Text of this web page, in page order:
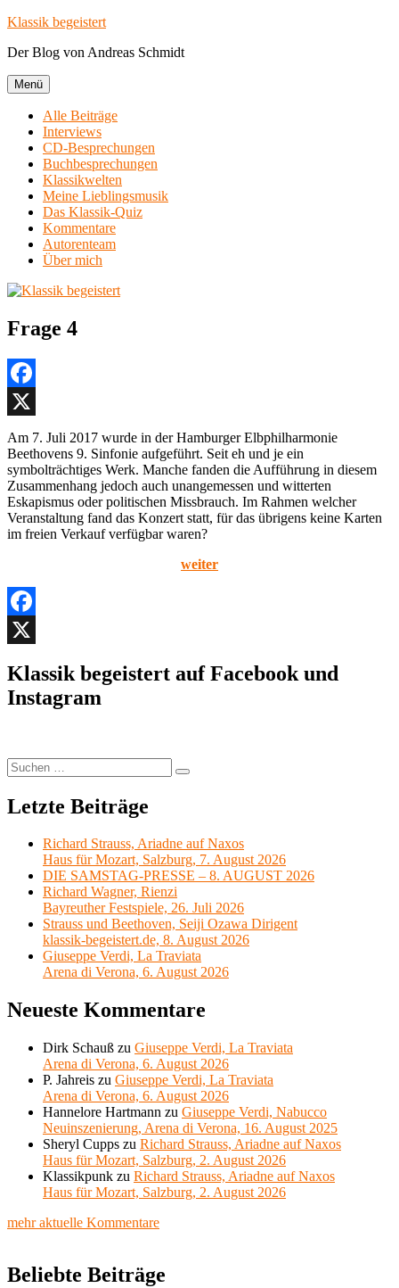
Zum
springen
Klassik begeistert
Der Blog von Andreas Schmidt
Menü
Alle Beiträge
Interviews
CD-Besprechungen
Buchbesprechungen
Klassikwelten
Meine Lieblingsmusik
Das Klassik-Quiz
Kommentare
Autorenteam
Über mich
Frage 4
Facebook
X
Am 7. Juli 2017 wurde in der Hamburger Elbphilharmonie
Beethovens 9. Sinfonie aufgeführt. Seit eh und je ein
symbolträchtiges Werk. Manche fanden die Aufführung in diesem
Zusammenhang jedoch auch unangemessen und witterten
Eskapismus oder politischen Missbrauch. Im Rahmen welcher
Veranstaltung fand das Konzert statt, für das übrigens keine Karten
im freien Verkauf verfügbar waren?
weiter
Facebook
Klassik begeistert auf Facebook und
Instagram
Suchen
nach:
Suchen
Letzte Beiträge
Richard Strauss, Ariadne auf Naxos
Haus für Mozart, Salzburg, 7. August 2026
DIE SAMSTAG-PRESSE – 8. AUGUST 2026
Richard Wagner, Rienzi
Bayreuther Festspiele, 26. Juli 2026
Strauss und Beethoven, Seiji Ozawa Dirigent
klassik-begeistert.de, 8. August 2026
Giuseppe Verdi, La Traviata
Arena di Verona, 6. August 2026
Neueste Kommentare
Dirk Schauß zu Giuseppe Verdi, La Traviata
Arena di Verona, 6. August 2026
P. Jahreis zu Giuseppe Verdi, La Traviata
Arena di Verona, 6. August 2026
Hannelore Hartmann zu Giuseppe Verdi, Nabucco
Neuinszenierung, Arena di Verona, 16. August 2025
Sheryl Cupps zu Richard Strauss, Ariadne auf Naxos
Haus für Mozart, Salzburg, 2. August 2026
Klassikpunk zu Richard Strauss, Ariadne auf Naxos
Haus für Mozart, Salzburg, 2. August 2026
mehr aktuelle Kommentare
Beliebte Beiträge